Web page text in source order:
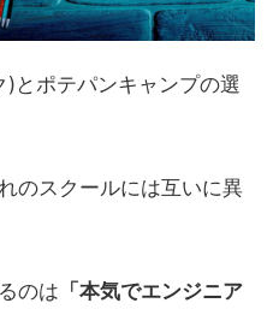
とポテパンキャンプの選
のスクールには互いに異
のは 「本気でエンジニア